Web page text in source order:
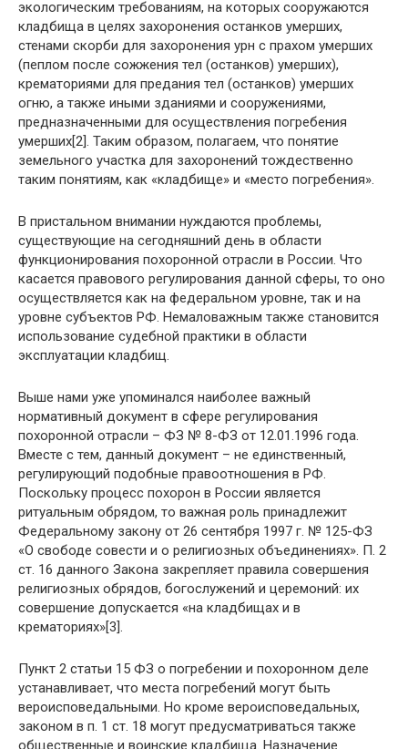
экологическим требованиям, на которых сооружаются
кладбища в целях захоронения останков умерших,
стенами скорби для захоронения урн с прахом умерших
(пеплом после сожжения тел (останков) умерших),
крематориями для предания тел (останков) умерших
огню, а также иными зданиями и сооружениями,
предназначенными для осуществления погребения
умерших[2]. Таким образом, полагаем, что понятие
земельного участка для захоронений тождественно
таким понятиям, как «кладбище» и «место погребения».
В пристальном внимании нуждаются проблемы,
существующие на сегодняшний день в области
функционирования похоронной отрасли в России. Что
касается правового регулирования данной сферы, то оно
осуществляется как на федеральном уровне, так и на
уровне субъектов РФ. Немаловажным также становится
использование судебной практики в области
эксплуатации кладбищ.
Выше нами уже упоминался наиболее важный
нормативный документ в сфере регулирования
похоронной отрасли – ФЗ № 8-ФЗ от 12.01.1996 года.
Вместе с тем, данный документ – не единственный,
регулирующий подобные правоотношения в РФ.
Поскольку процесс похорон в России является
ритуальным обрядом, то важная роль принадлежит
Федеральному закону от 26 сентября 1997 г. № 125-ФЗ
«О свободе совести и о религиозных объединениях». П. 2
ст. 16 данного Закона закрепляет правила совершения
религиозных обрядов, богослужений и церемоний: их
совершение допускается «на кладбищах и в
крематориях»[3].
Пункт 2 статьи 15 ФЗ о погребении и похоронном деле
устанавливает, что места погребений могут быть
вероисповедальными. Но кроме вероисповедальных,
законом в п. 1 ст. 18 могут предусматриваться также
общественные и воинские кладбища. Назначение